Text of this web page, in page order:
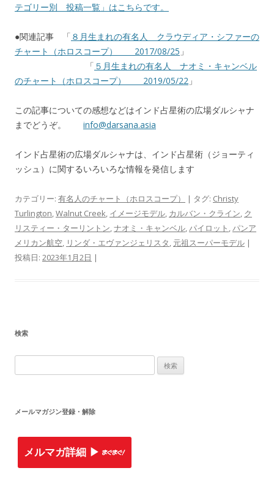
テゴリー別 投稿一覧」はこちらです。
●関連記事 「 ８月生まれの有名人 クラウディア・シファーの
チャート（ホロスコープ） 2017/08/25 」
「 ５月生まれの有名人 ナオミ・キャンベル
のチャート（ホロスコープ） 2019/05/22 」
この記事についての感想などはインド占星術の広場ダルシャナ
までどうぞ。 info@darsana.asia
インド占星術の広場ダルシャナは、インド占星術（ジョーティ
ッシュ）に関するいろいろな情報を発信します
カテゴリー: 有名人のチャート（ホロスコープ） | タグ: Christy
Turlington,Walnut Creek, イメージモデル, カルバン・クライン, ク
リスティー・ターリントン,ナオミ・キャンベル,パイロット ,パンア
メリカン航空, リンダ・エヴァンジェリスタ, 元祖スーパーモデル |
投稿日: 2023年1月2日 |
検索
索
メールマガジン登録・解除
メルマガ詳細 ▶︎